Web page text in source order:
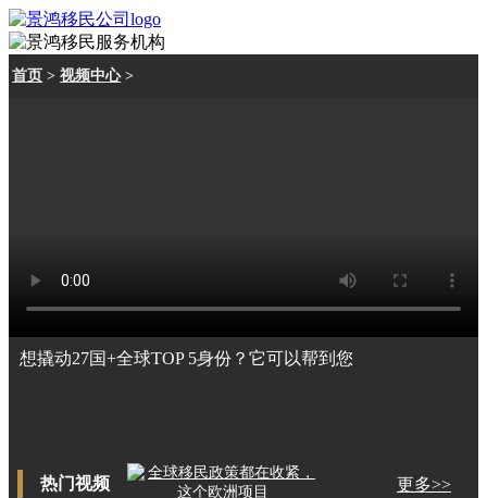
首页 >视频中心>
想撬动27国+全球TOP 5身份？它可以帮到您
热门视频 更多>>